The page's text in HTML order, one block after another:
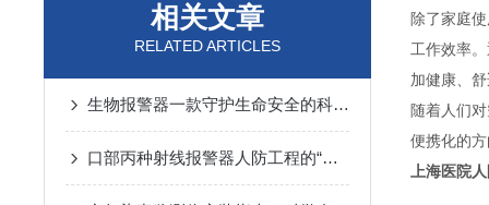
相关文章
RELATED ARTICLES
生物报警器一款守护生命安全的科技哨兵
口部丙种射线报警器人防工程的“核生化”哨兵
除了家庭
工作效率
加健康、
随着人们
便携化的
上海医院